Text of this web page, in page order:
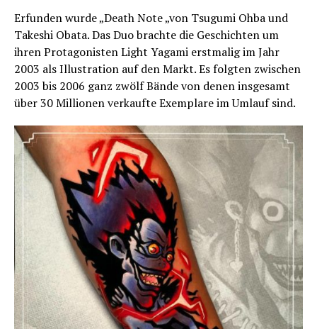
Erfunden wurde „Death Note „von Tsugumi Ohba und
Takeshi Obata. Das Duo brachte die Geschichten um
ihren Protagonisten Light Yagami erstmalig im Jahr
2003 als Illustration auf den Markt. Es folgten zwischen
2003 bis 2006 ganz zwölf Bände von denen insgesamt
über 30 Millionen verkaufte Exemplare im Umlauf sind.